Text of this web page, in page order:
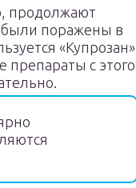
продолжают
были поражены в
«Купрозан»
с этого